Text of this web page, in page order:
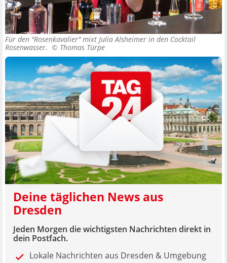
Für den "Rosenkavalier" mixt Julia Alsheimer in den Cocktail
Rosenwasser. © Thomas Türpe
Deine täglichen News aus
Dresden
Jeden Morgen die wichtigsten Nachrichten direkt in
dein Postfach.
Lokale Nachrichten aus Dresden & Umgebung